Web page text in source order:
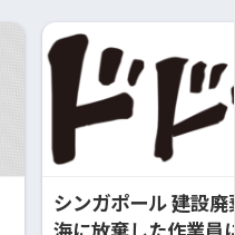
シンガポール 建設廃